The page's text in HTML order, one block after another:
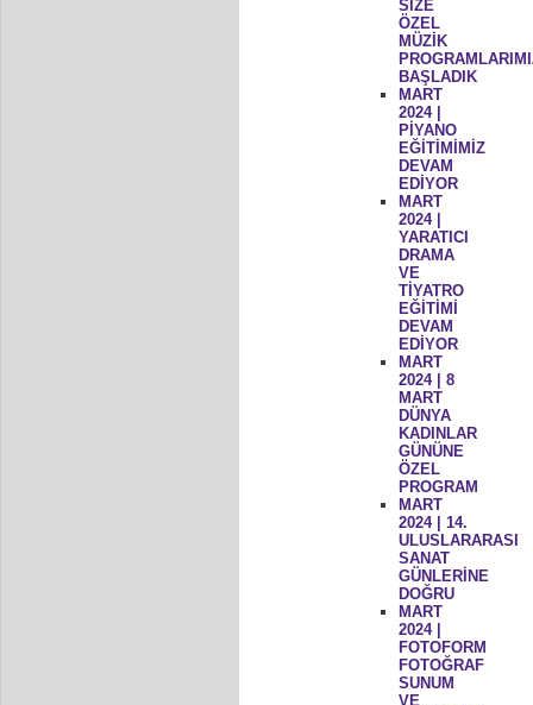
SİZE
ÖZEL
MÜZİK
BAŞLADIK
MART
2024 |
PİYANO
EĞİTİMİMİZ
DEVAM
EDİYOR
MART
2024 |
YARATICI
DRAMA
VE
TİYATRO
EĞİTİMİ
DEVAM
EDİYOR
MART
2024 | 8
MART
DÜNYA
KADINLAR
GÜNÜNE
ÖZEL
PROGRAM
MART
2024 | 14.
ULUSLARARASI
SANAT
GÜNLERİNE
DOĞRU
MART
2024 |
FOTOFORM
FOTOĞRAF
SUNUM
VE